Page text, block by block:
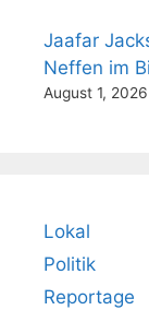
Jaafar
Neffen im
August 1, 2026
Lokal
Politik
Reportage